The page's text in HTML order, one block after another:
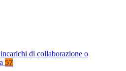
di collaborazione o
57